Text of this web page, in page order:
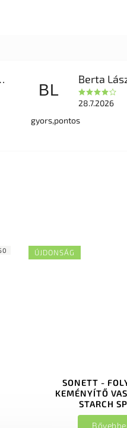
BL
Berta
28.7.2026
gyors,pontos
ÚJDONSÁG
SONETT -
KEMÉNYÍTŐ
STARCH